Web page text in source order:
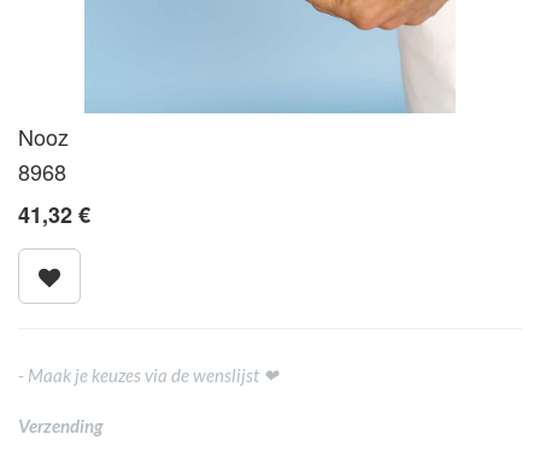
Nooz
8968
41,32€
- Maak je keuzes via de wenslijst ❤
Verzending